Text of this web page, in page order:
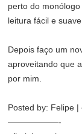
perto do monólogo
leitura fácil e suave.
Depois faço um
aproveitando que
por mim.
Posted by: Felipe
——————-